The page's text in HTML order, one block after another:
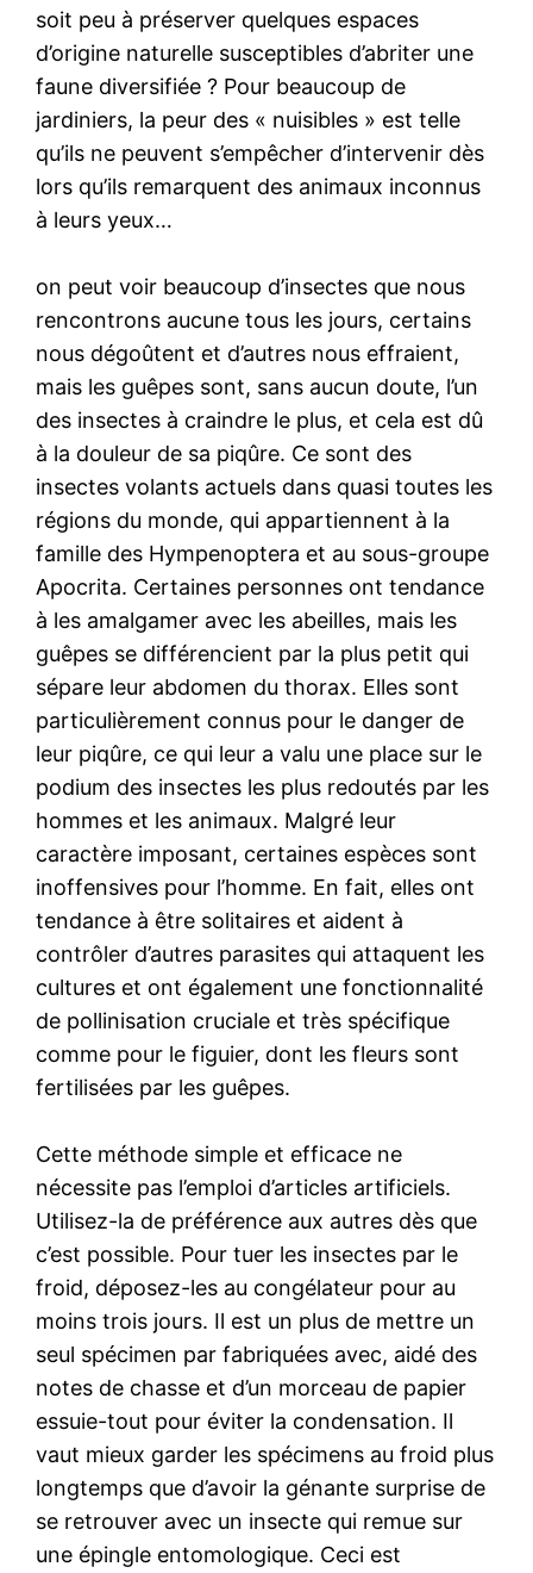
soit peu à préserver quelques espaces
d’origine naturelle susceptibles d’abriter une
faune diversifiée ? Pour beaucoup de
jardiniers, la peur des « nuisibles » est telle
qu’ils ne peuvent s’empêcher d’intervenir dès
lors qu’ils remarquent des animaux inconnus
à leurs yeux…
on peut voir beaucoup d’insectes que nous
rencontrons aucune tous les jours, certains
nous dégoûtent et d’autres nous effraient,
mais les guêpes sont, sans aucun doute, l’un
des insectes à craindre le plus, et cela est dû
à la douleur de sa piqûre. Ce sont des
insectes volants actuels dans quasi toutes les
régions du monde, qui appartiennent à la
famille des Hympenoptera et au sous-groupe
Apocrita. Certaines personnes ont tendance
à les amalgamer avec les abeilles, mais les
guêpes se différencient par la plus petit qui
sépare leur abdomen du thorax. Elles sont
particulièrement connus pour le danger de
leur piqûre, ce qui leur a valu une place sur le
podium des insectes les plus redoutés par les
hommes et les animaux. Malgré leur
caractère imposant, certaines espèces sont
inoffensives pour l’homme. En fait, elles ont
tendance à être solitaires et aident à
contrôler d’autres parasites qui attaquent les
cultures et ont également une fonctionnalité
de pollinisation cruciale et très spécifique
comme pour le figuier, dont les fleurs sont
fertilisées par les guêpes.
Cette méthode simple et efficace ne
nécessite pas l’emploi d’articles artificiels.
Utilisez-la de préférence aux autres dès que
c’est possible. Pour tuer les insectes par le
froid, déposez-les au congélateur pour au
moins trois jours. Il est un plus de mettre un
seul spécimen par fabriquées avec, aidé des
notes de chasse et d’un morceau de papier
essuie-tout pour éviter la condensation. Il
vaut mieux garder les spécimens au froid plus
longtemps que d’avoir la génante surprise de
se retrouver avec un insecte qui remue sur
une épingle entomologique. Ceci est